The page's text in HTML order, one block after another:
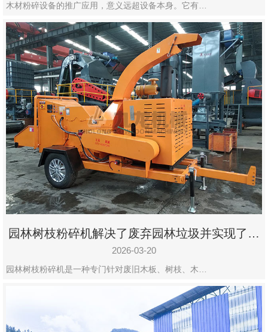
木材粉碎设备的推广应用，意义远超设备本身。它有…
园林树枝粉碎机解决了废弃园林垃圾并实现了再
利用
2026-03-20
园林树枝粉碎机是一种专门针对废旧木板、树枝、木…